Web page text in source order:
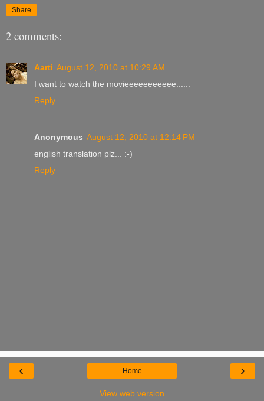
Share
2 comments:
Aarti August 12, 2010 at 10:29 AM
I want to watch the movieeeeeeeeeee......
Reply
Anonymous August 12, 2010 at 12:14 PM
english translation plz... :-)
Reply
‹ ›
Home
View web version